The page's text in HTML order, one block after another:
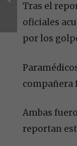
Tras el
oficiales
por los
compañera
Ambas
reportan